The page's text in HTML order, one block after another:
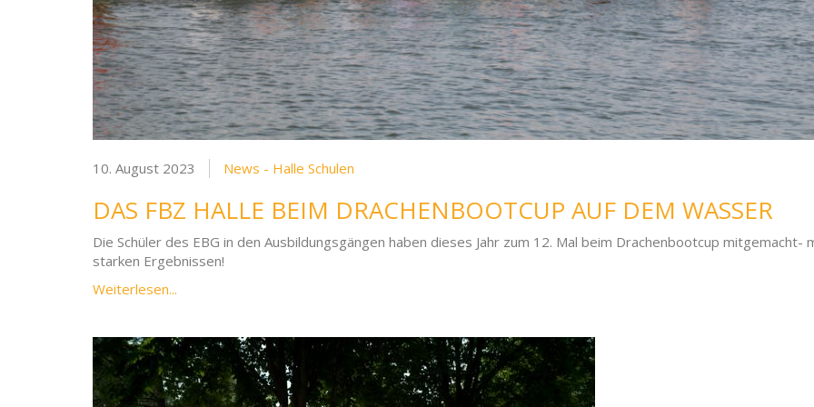
10. August 2023 News - Halle Schulen
DAS FBZ HALLE BEIM DRACHENBOOTCUP AUF DEM WASSER
Die Schüler des EBG in den Ausbildungsgängen haben dieses Jahr zum 12. Mal beim Drachenbootcup mitgemacht-
starken Ergebnissen!
Weiterlesen...